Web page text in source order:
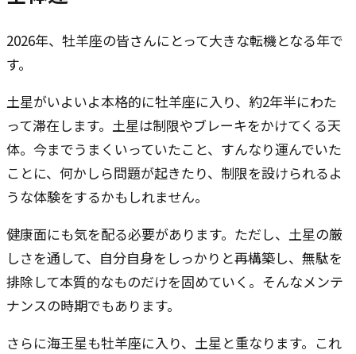
2026年、牡羊座の皆さんにとって大きな転機となる年で
す。
土星がいよいよ本格的に牡羊座に入り、約2年半にわた
って滞在します。土星は制限やブレーキをかけてくる天
体。今までうまくいっていたこと、すんなり運んでいた
ことに、何かしら問題が起きたり、制限を設けられるよ
うな体験をするかもしれません。
健康面にも気を配る必要があります。ただし、土星の厳
しさを通して、自分自身をしっかりと再構築し、無駄を
排除して本質的なものだけを固めていく。そんなメンテ
ナンスの時期でもあります。
さらに海王星も牡羊座に入り、土星と重なります。これ